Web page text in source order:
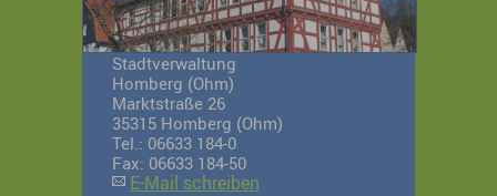
Stadtverwaltung
Homberg (Ohm)
Marktstraße 26
35315 Homberg (Ohm)
Tel.: 06633 184-0
Fax: 06633 184-50
E-Mail schreiben